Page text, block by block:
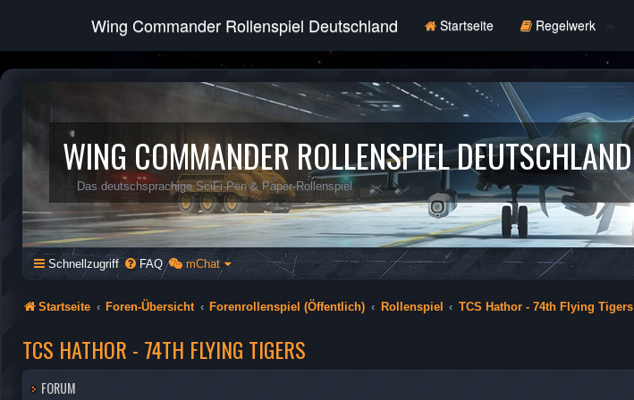
Wing Commander Rollenspiel Deutschland Startseite Regelwerk
WING COMMANDER ROLLENSPIEL DEUTSCHLAND
Das deutschsprachige SciFi-Pen & Paper-Rollenspiel
Schnellzugriff FAQ mChat
Startseite Foren-Übersicht Forenrollenspiel (Öffentlich) Rollenspiel TCS Hathor - 74th Flying Tigers
TCS HATHOR - 74TH FLYING TIGERS
FORUM